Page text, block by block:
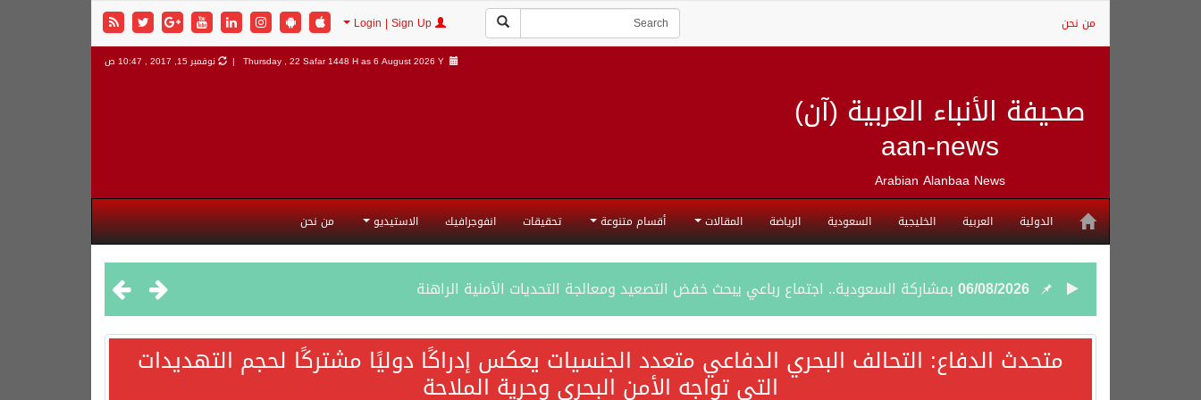
من نحن
صحيفة الأنباء العربية (آن)
aan-news
Arabian Alanbaa News
Thursday , 22 Safar 1448 H as6 August 2026 Y | نوفمبر 15, 2017 , 10:47 ص
الدولية العربية الخليجية السعودية الرياضة المقالات أقسام متنوعة تحقيقات انفوجرافيك الاستيديو من نحن
06/08/2026 بمشاركة السعودية.. اجتماع رباعي يبحث خفض التصعيد ومعالجة التحديات الأمنية الراهنة
05/08/2026وزير الخارجية السعودي: جميع إجراءات إسرائيل الأحادية في أراضي فلسطين باطلة
متحدث الدفاع: التحالف البحري الدفاعي متعدد الجنسيات يعكس إدراكًا دوليًا مشتركًا لحجم التهديدات
التي تواجه الأمن البحري وحرية الملاحة